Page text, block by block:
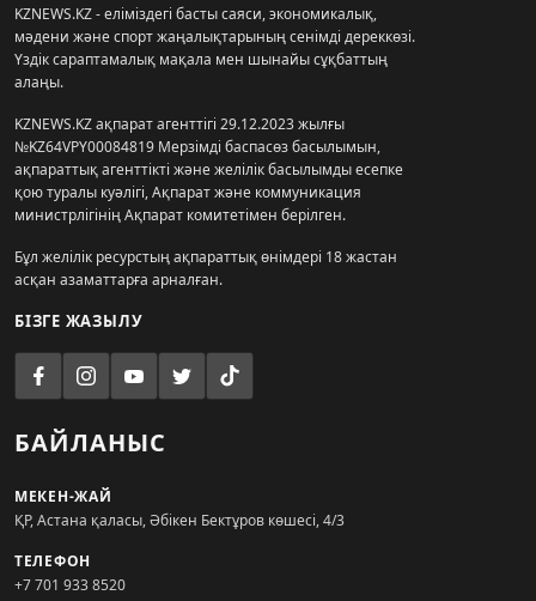
KZNEWS.KZ - еліміздегі басты саяси, экономикалық,
мәдени және спорт жаңалықтарының сенімді дереккөзі.
Үздік сараптамалық мақала мен шынайы сұқбаттың
алаңы.
KZNEWS.KZ ақпарат агенттігі 29.12.2023 жылғы
№KZ64VPY00084819 Мерзімді баспасөз басылымын,
ақпараттық агенттікті және желілік басылымды есепке
қою туралы куәлігі, Ақпарат және коммуникация
министрлігінің Ақпарат комитетімен берілген.
Бұл желілік ресурстың ақпараттық өнімдері 18 жастан
асқан азаматтарға арналған.
БІЗГЕ ЖАЗЫЛУ
БАЙЛАНЫС
МЕКЕН-ЖАЙ
ҚР, Астана қаласы, Әбікен Бектұров көшесі, 4/3
ТЕЛЕФОН
+7 701 933 8520